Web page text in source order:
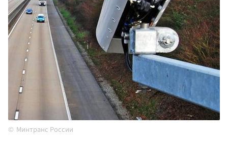
Минтранс России